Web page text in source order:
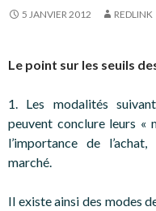
5 JANVIER 2012 REDLINK
Le point sur les seuils
1. Les modalités
peuvent conclure leurs «
l’importance de
marché.
Il existe ainsi des modes